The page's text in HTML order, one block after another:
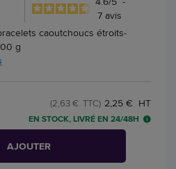
7avis
caoutchoucs étroits-
g
2,25 € HT
(2,63 € TTC)
EN STOCK, LIVRÉ EN 24/48H
AJOUTER